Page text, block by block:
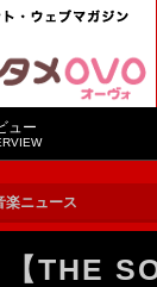
ュー
楽ニュース
THE